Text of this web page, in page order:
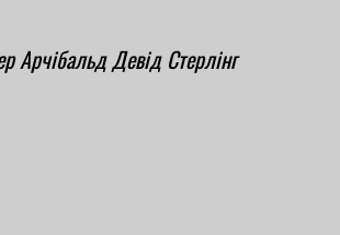
Арчібальд Девід Стерлінг